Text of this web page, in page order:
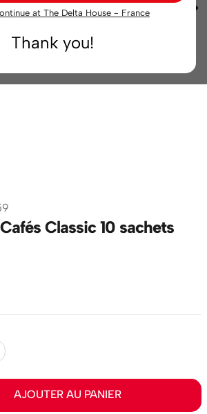
at The Delta House - France
Thank you!
Classic 10 sachets